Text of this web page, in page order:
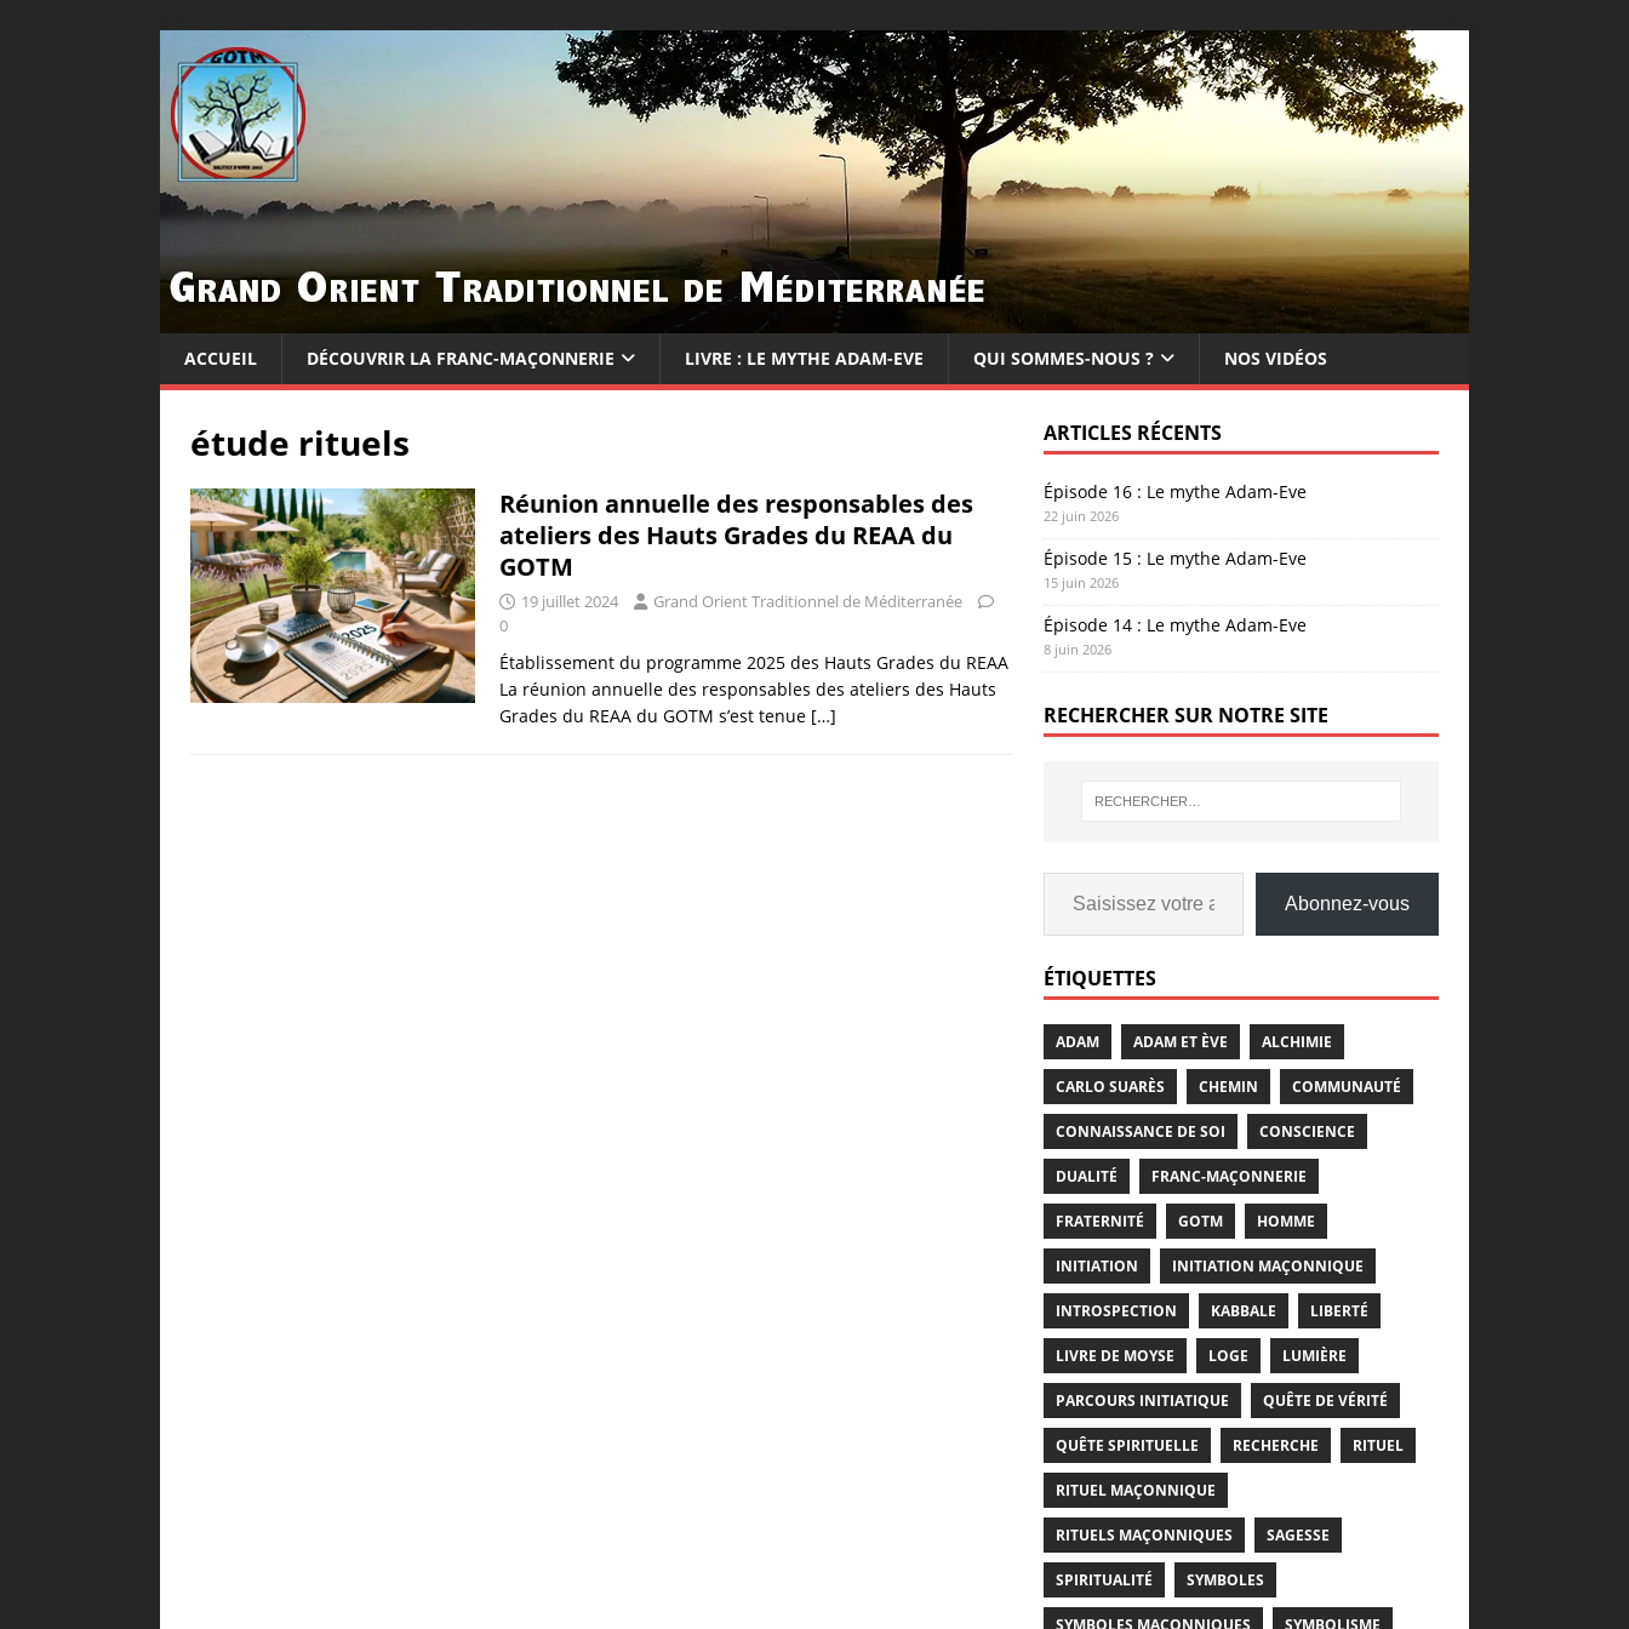
ACCUEIL DÉCOUVRIR LA FRANC-MAÇONNERIE LIVRE : LE MYTHE ADAM-EVE QUI SOMMES-NOUS ? NOS VIDÉOS
étude rituels
Réunion annuelle des responsables des
ateliers des Hauts Grades du REAA du
GOTM
19 juillet 2024
Grand Orient Traditionnel de Méditerranée
0
Établissement du programme 2025 des Hauts Grades du REAA
La réunion annuelle des responsables des ateliers des Hauts
Grades du REAA du GOTM s’est tenue […]
ARTICLES RÉCENTS
Épisode 16 : Le mythe Adam-Eve
22 juin 2026
Épisode 15 : Le mythe Adam-Eve
15 juin 2026
Épisode 14 : Le mythe Adam-Eve
8 juin 2026
RECHERCHER SUR NOTRE SITE
Abonnez-vous
ÉTIQUETTES
ADAM ADAM ET ÈVE ALCHIMIE
CARLO SUARÈS CHEMIN COMMUNAUTÉ
CONNAISSANCE DE SOI CONSCIENCE
DUALITÉ FRANC-MAÇONNERIE
FRATERNITÉ GOTM HOMME
INITIATION INITIATION MAÇONNIQUE
INTROSPECTION KABBALE LIBERTÉ
LIVRE DE MOYSE LOGE LUMIÈRE
PARCOURS INITIATIQUE QUÊTE DE VÉRITÉ
QUÊTE SPIRITUELLE RECHERCHE RITUEL
RITUEL MAÇONNIQUE
RITUELS MAÇONNIQUES SAGESSE
SPIRITUALITÉ SYMBOLES
SYMBOLES MAÇONNIQUES SYMBOLISME